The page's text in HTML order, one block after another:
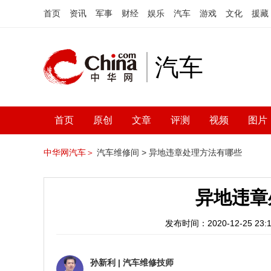
首页 资讯 军事 财经 娱乐 汽车 游戏 文化 援藏
汽车
首页 原创 文章 评测 视频 图片
中华网汽车＞ 汽车维修间 > 异地违章处理方法有哪些
异地违
发布时间：2020-12-25
孙新利 | 汽车维修技师